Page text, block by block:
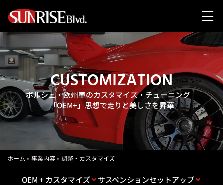
CUSTOMIZATION
ポルシェ・欧州車のカスタマイズ・チューニング｜
「OEM+」思想で走りと美しさを昇華
ホーム »事業内容 »調整・カスタマイズ
OEM + カスタマイズ
サスペンションセットアップ